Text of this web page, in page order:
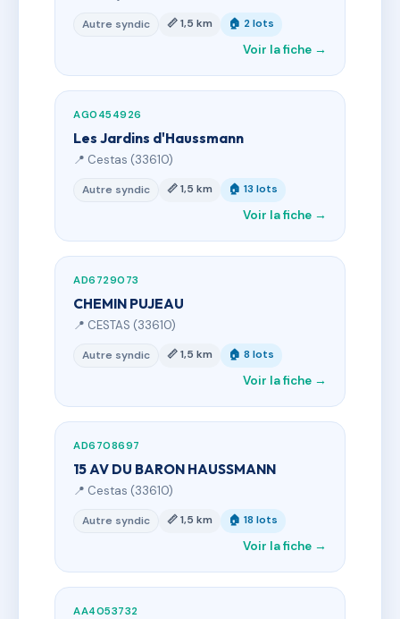
Autre syndic 📏 1,5 km 🏠 2 lots
Voir la fiche →
AG0454926
Les Jardins d'Haussmann
📍 Cestas (33610)
Autre syndic 📏 1,5 km 🏠 13 lots
Voir la fiche →
AD6729073
CHEMIN PUJEAU
📍 CESTAS (33610)
Autre syndic 📏 1,5 km 🏠 8 lots
Voir la fiche →
AD6708697
15 AV DU BARON HAUSSMANN
📍 Cestas (33610)
Autre syndic 📏 1,5 km 🏠 18 lots
Voir la fiche →
AA4053732